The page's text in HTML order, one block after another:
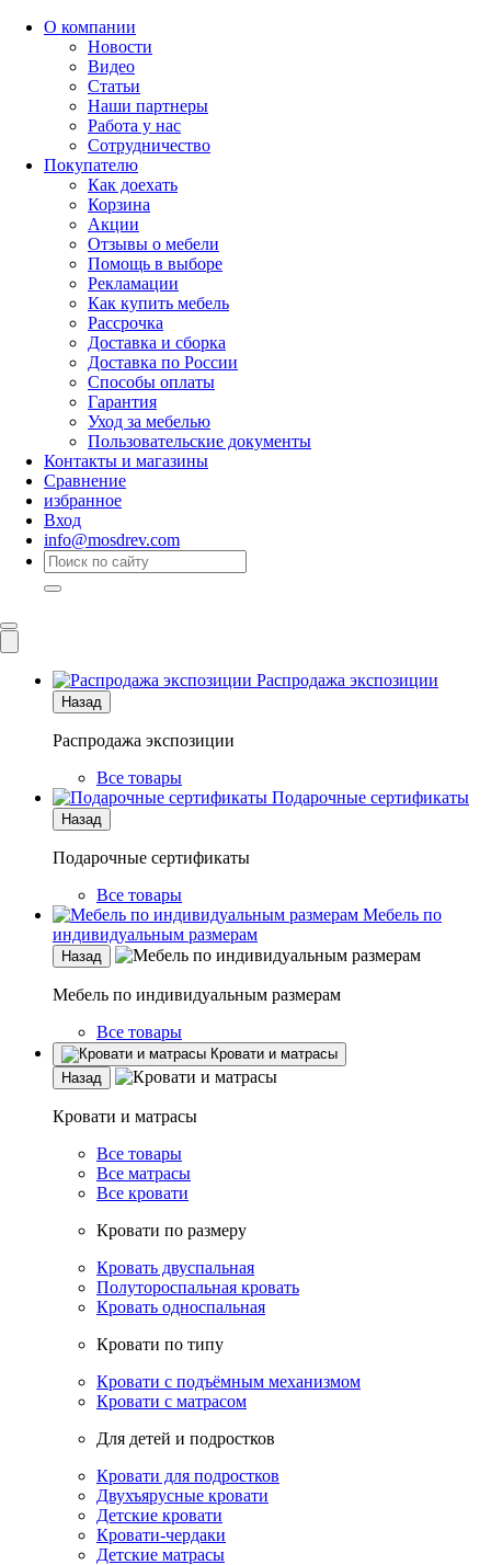
О компании
Новости
Видео
Статьи
Наши партнеры
Работа у нас
Сотрудничество
Покупателю
Как доехать
Корзина
Акции
Отзывы о мебели
Помощь в выборе
Рекламации
Как купить мебель
Рассрочка
Доставка и сборка
Доставка по России
Способы оплаты
Гарантия
Уход за мебелью
Пользовательские документы
Контакты и магазины
Сравнение
избранное
Вход
info@mosdrev.com
Распродажа экспозиции
Назад
Распродажа экспозиции
Все товары
Подарочные сертификаты
Назад
Подарочные сертификаты
Все товары
Мебель по
индивидуальным размерам
Назад
Мебель по индивидуальным размерам
Все товары
Кровати и матрасы
Назад
Кровати и матрасы
Все товары
Все матрасы
Все кровати
Кровати по размеру
Кровать двуспальная
Полутороспальная кровать
Кровать односпальная
Кровати по типу
Кровати с подъёмным механизмом
Кровати с матрасом
Для детей и подростков
Кровати для подростков
Двухъярусные кровати
Детские кровати
Кровати-чердаки
Детские матрасы